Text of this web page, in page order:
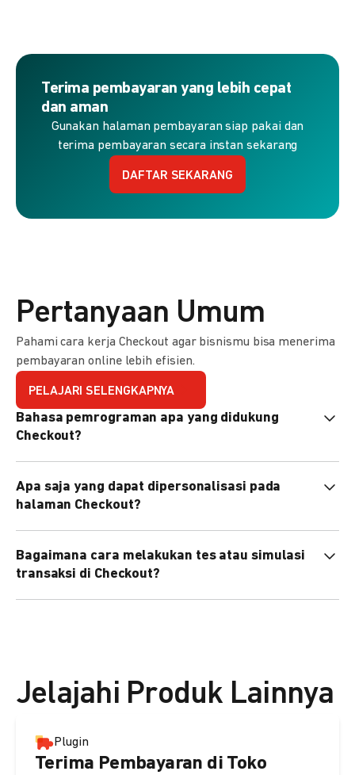
Terima pembayaran yang lebih cepat
dan aman
Gunakan halaman pembayaran siap pakai dan
terima pembayaran secara instan sekarang
DAFTAR SEKARANG
Pertanyaan Umum
Pahami cara kerja Checkout agar bisnismu bisa menerima
pembayaran online lebih efisien.
PELAJARI SELENGKAPNYA
Bahasa pemrograman apa yang didukung
Checkout?
PHP, Node.js, Go, dll).
Apa saja yang dapat dipersonalisasi pada
halaman Checkout?
preferensi bahasa, dan urutan metode pembayaran sesuai
kebutuhan brand Anda.
Bagaimana cara melakukan tes atau simulasi
transaksi di Checkout?
Jelajahi Produk Lainnya
Plugin
Terima Pembayaran di Toko